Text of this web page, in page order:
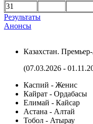
31
Результаты
Анонсы
Казахстан.
(07.03.2026 -
Каспий - Женис
Кайрат - Ордабасы
Елимай - Кайсар
Астана - Алтай
Тобол - Атырау